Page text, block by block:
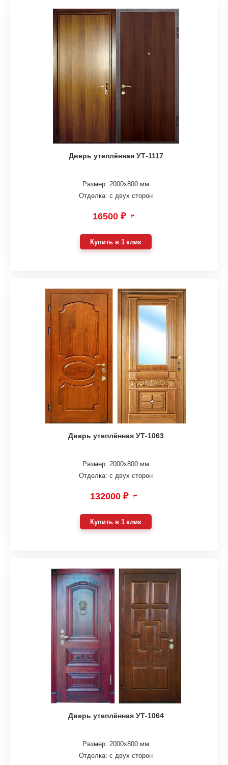
Дверь утеплённая УТ-1117
Размер: 2000х800 мм
Отделка: с двух сторон
16500 ₽ ₽
Купить в 1 клик
Дверь утеплённая УТ-1063
Размер: 2000х800 мм
Отделка: с двух сторон
132000 ₽ ₽
Купить в 1 клик
Дверь утеплённая УТ-1064
Размер: 2000х800 мм
Отделка: с двух сторон